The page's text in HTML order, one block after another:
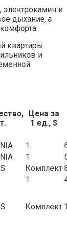
электрокамин и
дыхание, а
квартиры
и
Цена за
1 ед., $
1
1
Комплект
1
Комплект